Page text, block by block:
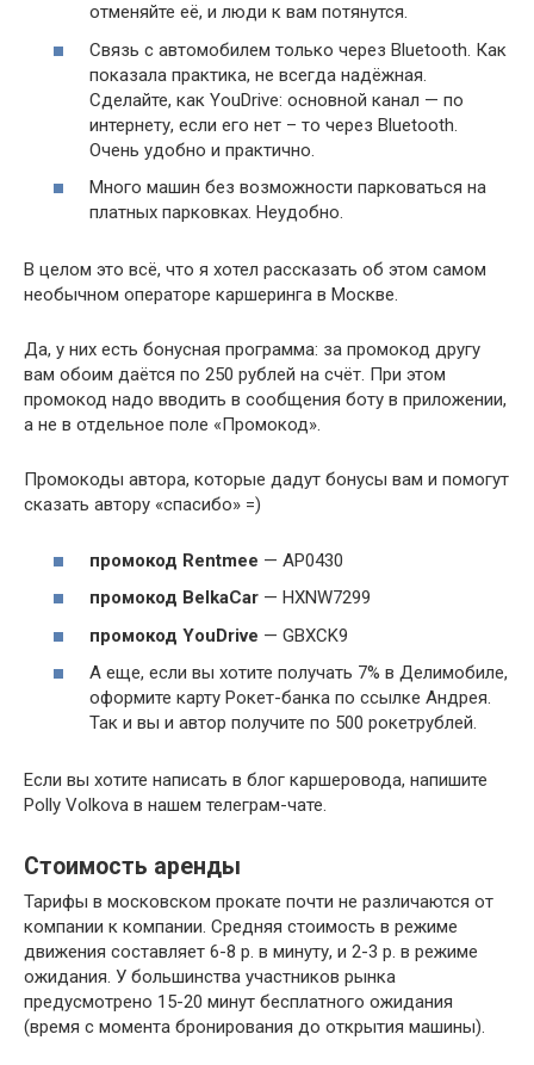
отменяйте её, и люди к вам потянутся.
Связь с автомобилем только через Bluetooth. Как
показала практика, не всегда надёжная.
Сделайте, как YouDrive: основной канал — по
интернету, если его нет – то через Bluetooth.
Очень удобно и практично.
Много машин без возможности парковаться на
платных парковках. Неудобно.
В целом это всё, что я хотел рассказать об этом самом
необычном операторе каршеринга в Москве.
Да, у них есть бонусная программа: за промокод другу
вам обоим даётся по 250 рублей на счёт. При этом
промокод надо вводить в сообщения боту в приложении,
а не в отдельное поле «Промокод».
Промокоды автора, которые дадут бонусы вам и помогут
сказать автору «спасибо» =)
промокод Rentmee — АР0430
промокод BelkaCar — HXNW7299
промокод YouDrive — GBXCK9
А еще, если вы хотите получать 7% в Делимобиле,
оформите карту Рокет-банка по ссылке Андрея.
Так и вы и автор получите по 500 рокетрублей.
Если вы хотите написать в блог каршеровода, напишите
Polly Volkova в нашем телеграм-чате.
Стоимость аренды
Тарифы в московском прокате почти не различаются от
компании к компании. Средняя стоимость в режиме
движения составляет 6-8 р. в минуту, и 2-3 р. в режиме
ожидания. У большинства участников рынка
предусмотрено 15-20 минут бесплатного ожидания
(время с момента бронирования до открытия машины).